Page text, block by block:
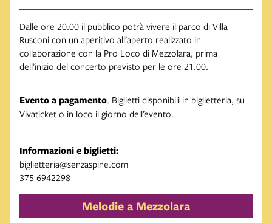
Dalle ore 20.00 il pubblico potrà vivere il parco di Villa
Rusconi con un aperitivo all’aperto realizzato in
collaborazione con la Pro Loco di Mezzolara, prima
dell’inizio del concerto previsto per le ore 21.00.
Evento a pagamento. Biglietti disponibili in biglietteria, su
Vivaticket o in loco il giorno dell’evento.
Informazioni e biglietti:
biglietteria@senzaspine.com
375 6942298
Melodie a Mezzolara